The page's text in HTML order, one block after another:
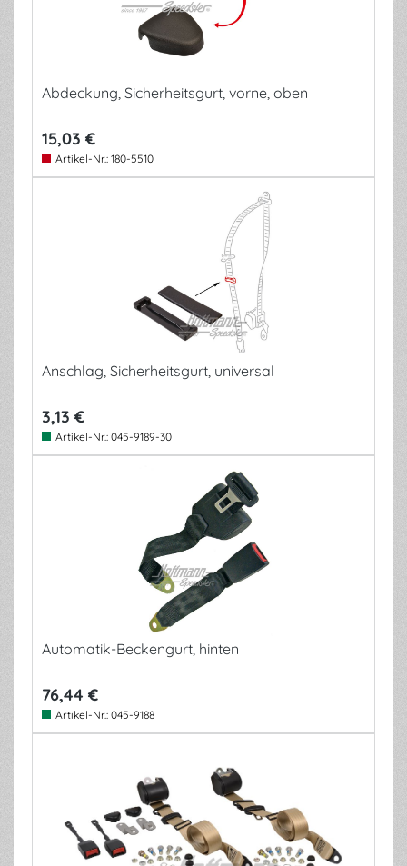
Abdeckung, Sicherheitsgurt, vorne, oben
15,03 €
Artikel-Nr.: 180-5510
Anschlag, Sicherheitsgurt, universal
3,13 €
Artikel-Nr.: 045-9189-30
Automatik-Beckengurt, hinten
76,44 €
Artikel-Nr.: 045-9188